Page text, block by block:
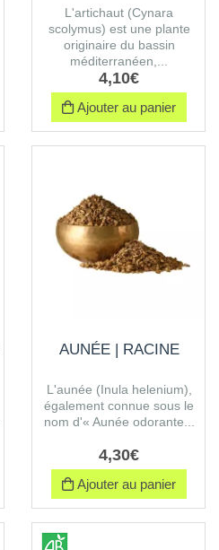
L'artichaut (Cynara
scolymus) est une plante
originaire du bassin
méditerranéen,...
4,10€
Ajouter au panier
AUNÉE | RACINE
L'aunée (Inula helenium),
également connue sous le
nom d'« Aunée odorante...
4,30€
Ajouter au panier